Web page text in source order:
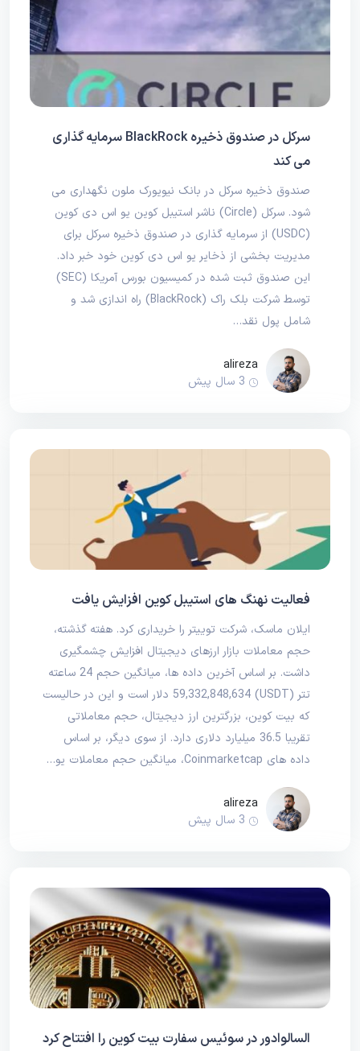
سرکل در صندوق ذخیره BlackRock سرمایه گذاری
می کند
صندوق ذخیره سرکل در بانک نیویورک ملون نگهداری می
شود. سرکل (Circle) ناشر استیبل کوین یو اس دی کوین
(USDC) از سرمایه گذاری در صندوق ذخیره سرکل برای
مدیریت بخشی از ذخایر یو اس دی کوین خود خبر داد.
این صندوق ثبت شده در کمیسیون بورس آمریکا (SEC)
توسط شرکت بلک راک (BlackRock) راه اندازی شد و
شامل پول نقد…
alireza
3 سال پیش
فعالیت نهنگ های استیبل کوین افزایش یافت
ایلان ماسک، شرکت توییتر را خریداری کرد. هفته گذشته،
حجم معاملات بازار ارزهای دیجیتال افزایش چشمگیری
داشت. بر اساس آخرین داده ها، میانگین حجم 24 ساعته
تتر (USDT) 59,332,848,634 دلار است و این در حالیست
که بیت کوین، بزرگترین ارز دیجیتال، حجم معاملاتی
تقریبا 36.5 میلیارد دلاری دارد. از سوی دیگر، بر اساس
داده های Coinmarketcap، میانگین حجم معاملات یو…
alireza
3 سال پیش
السالوادور در سوئیس سفارت بیت کوین را افتتاح کرد